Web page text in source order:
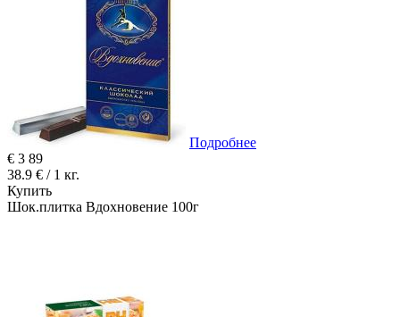
Подробнее
€ 3 89
38.9 € / 1 кг.
Купить
Шок.плитка Вдохновение 100г